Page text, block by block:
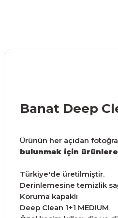
Banat Deep
Ürünün her açıdan
bulunmak için ürünlere
Türkiye'de üretilmiştir.
Derinlemesine temizlik
Koruma kapaklı
Deep Clean 1+1 MEDIUM